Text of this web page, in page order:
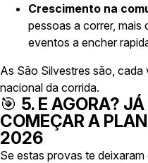
Crescimento na
pessoas a correr, mais
eventos a encher
As São Silvestres são, cada
nacional da corrida.
🎯 5. E AGORA?
COMEÇAR A
2026
Se estas provas te